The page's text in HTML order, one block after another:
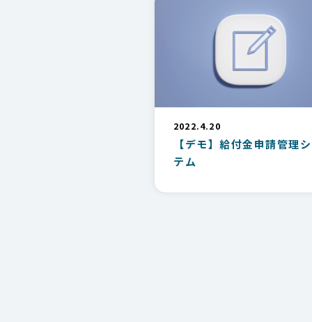
2022.4.20
【デモ】給付金申請管理
テム